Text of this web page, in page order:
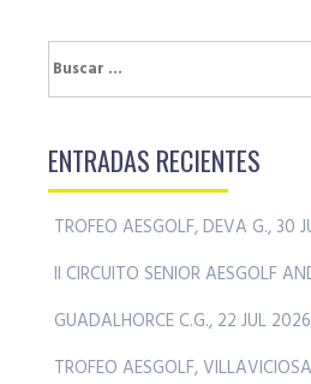
Buscar:
ENTRADAS RECIENTES
TROFEO AESGOLF, DEVA G., 30
II CIRCUITO SENIOR AESGOLF
GUADALHORCE C.G., 22 JUL 2026
TROFEO AESGOLF,